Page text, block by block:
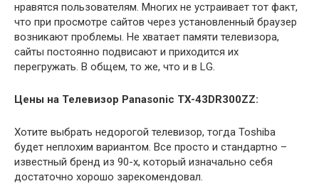
нравятся пользователям. Многих не устраивает тот факт,
что при просмотре сайтов через установленный браузер
возникают проблемы. Не хватает памяти телевизора,
сайты постоянно подвисают и приходится их
перегружать. В общем, то же, что и в LG.
Цены на Телевизор Panasonic TX-43DR300ZZ:
Хотите выбрать недорогой телевизор, тогда Toshiba
будет неплохим вариантом. Все просто и стандартно –
известный бренд из 90-х, который изначально себя
достаточно хорошо зарекомендовал.